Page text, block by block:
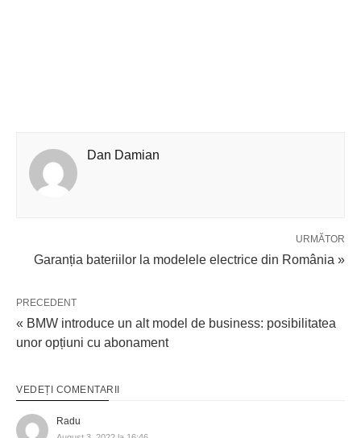
Dan Damian
URMĂTOR
Garanția bateriilor la modelele electrice din România »
PRECEDENT
« BMW introduce un alt model de business: posibilitatea
unor opțiuni cu abonament
VEDEȚI COMENTARII
Radu